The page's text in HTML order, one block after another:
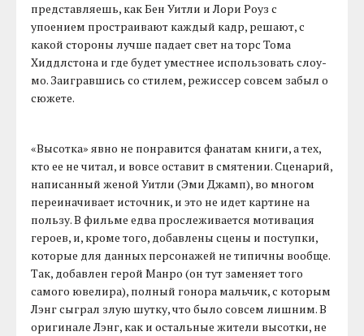
представляешь, как Бен Уитли и Лори Роуз с
упоением простраивают каждый кадр, решают, с
какой стороны лучше падает свет на торс Тома
Хиддлстона и где будет уместнее использовать слоу-
мо. Заигравшись со стилем, режиссер совсем забыл о
сюжете.
«Высотка» явно не понравится фанатам книги, а тех,
кто ее не читал, и вовсе оставит в смятении. Сценарий,
написанный женой Уитли (Эми Джамп), во многом
переиначивает источник, и это не идет картине на
пользу. В фильме едва прослеживается мотивация
героев, и, кроме того, добавлены сцены и поступки,
которые для данных персонажей не типичны вообще.
Так, добавлен герой Манро (он тут заменяет того
самого ювелира), полный гонора мальчик, с которым
Лэнг сыграл злую шутку, что было совсем лишним. В
оригинале Лэнг, как и остальные жители высотки, не